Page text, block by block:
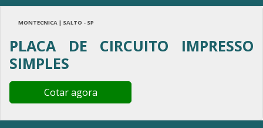
MONTECNICA | SALTO - SP
PLACA DE CIRCUITO IMPRESSO
SIMPLES
Cotar agora